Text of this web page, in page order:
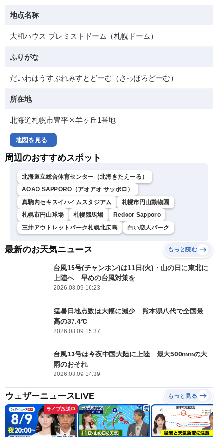
地点名称
大和ハウス プレミストドーム（札幌ドーム）
ふりがな
だいわはうすぷれみすとどーむ（さっぽろどーむ）
所在地
北海道札幌市豊平区羊ヶ丘1番地
地図を見る
周辺のおすすめスポット
北海道立総合体育センター（北海きたえーる）
AOAO SAPPORO（アオアオ サッポロ）
真駒内セキスイハイムスタジアム
札幌市円山動物園
札幌市円山球場
札幌競馬場
Redoor Sapporo
三井アウトレットパーク札幌北広島
白い恋人パーク
最新のお天気ニュース もっと読む
台風15号(チャンホン)は11日(火)・山の日に東北に
上陸へ 早めの台風対策を
2026.08.09 16:23
猛暑日地点数は大幅に減少 熊本県八代で全国最
高の37.4℃
2026.08.09 15:37
台風13号は今夜中国大陸に上陸 最大500mmの大
雨のおそれ
2026.08.09 14:39
ウェザーニュースLiVE もっと見る
ライブ放送中